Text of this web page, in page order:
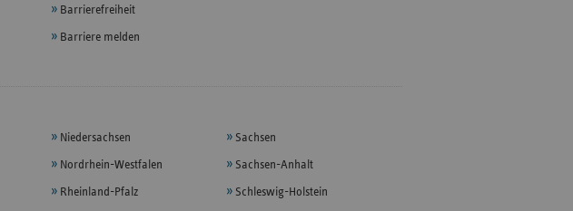
Barrierefreiheit
Barriere melden
Niedersachsen
Nordrhein-Westfalen
Rheinland-Pfalz
Sachsen
Sachsen-Anhalt
Schleswig-Holstein